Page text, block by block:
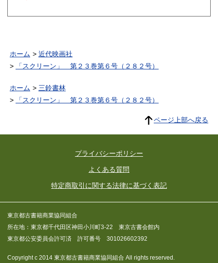
ホーム
近代映画社
「スクリーン」 第２３巻第６号（２８２号）
ホーム
三鈴書林
「スクリーン」 第２３巻第６号（２８２号）
ページ上部へ戻る
プライバシーポリシー
よくある質問
特定商取引に関する法律に基づく表記
東京都古書籍商業協同組合
所在地：東京都千代田区神田小川町3-22 東京古書会館内
東京都公安委員会許可済 許可番号 301026602392
Copyright c 2014 東京都古書籍商業協同組合 All rights reserved.